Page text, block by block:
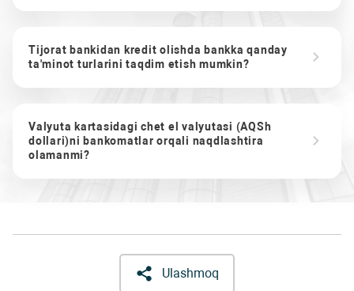
Tijorat bankidan kredit olishda bankka qanday
ta'minot turlarini taqdim etish mumkin?
Valyuta kartasidagi chet el valyutasi (AQSh
dollari)ni bankomatlar orqali naqdlashtira
olamanmi?
Ulashmoq